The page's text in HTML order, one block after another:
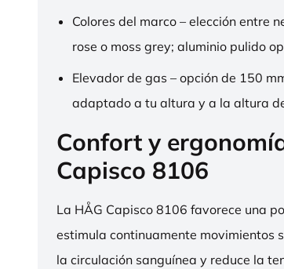
Colores del marco – elección entre
rose o moss grey; aluminio pulido
Elevador de gas – opción de 150
adaptado a tu altura y a la altura
Confort y
Capisco 8106
La HÅG Capisco 8106 favorece una
estimula continuamente movimientos
la circulación sanguínea y reduce la